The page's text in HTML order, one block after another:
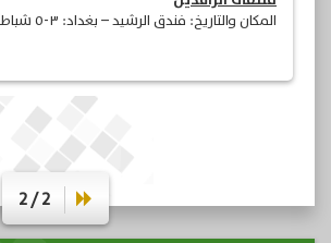
المكان والتاريخ: فندق الرشيد – بغداد: ٣-٥ شباط/ فبراير ٢٠١٩
2 / 2